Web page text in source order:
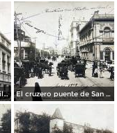
Edicicio de los ferrocarriles. El cruzero puente de San Francisco y Guardiola por el fotografo Felix Miret.